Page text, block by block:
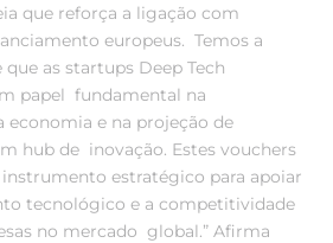
que reforça a ligação com
europeus. Temos a
as startups Deep Tech
papel fundamental na
economia e na projeção de
hub de inovação. Estes vouchers
estratégico para apoiar
tecnológico e a competitividade
no mercado global.” Afirma